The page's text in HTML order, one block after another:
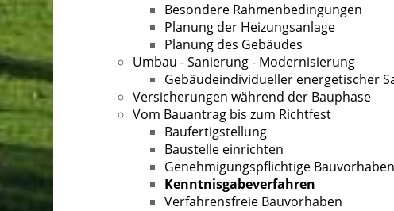
Besondere Rahmenbedingungen
Planung der Heizungsanlage
Planung des Gebäudes
Umbau - Sanierung - Modernisierung
Gebäudeindividueller energetischer
Versicherungen während der Bauphase
Vom Bauantrag bis zum Richtfest
Baufertigstellung
Baustelle einrichten
Genehmigungspflichtige Bauvorhaben
Kenntnisgabeverfahren
Verfahrensfreie Bauvorhaben